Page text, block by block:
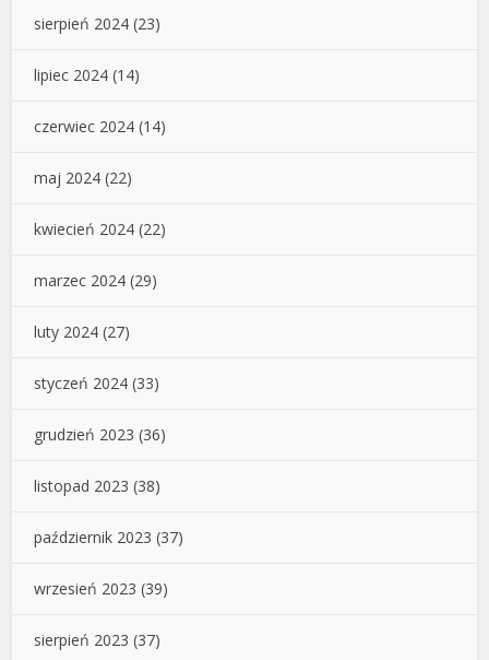
sierpień 2024 (23)
lipiec 2024 (14)
czerwiec 2024 (14)
maj 2024 (22)
kwiecień 2024 (22)
marzec 2024 (29)
luty 2024 (27)
styczeń 2024 (33)
grudzień 2023 (36)
listopad 2023 (38)
październik 2023 (37)
wrzesień 2023 (39)
sierpień 2023 (37)